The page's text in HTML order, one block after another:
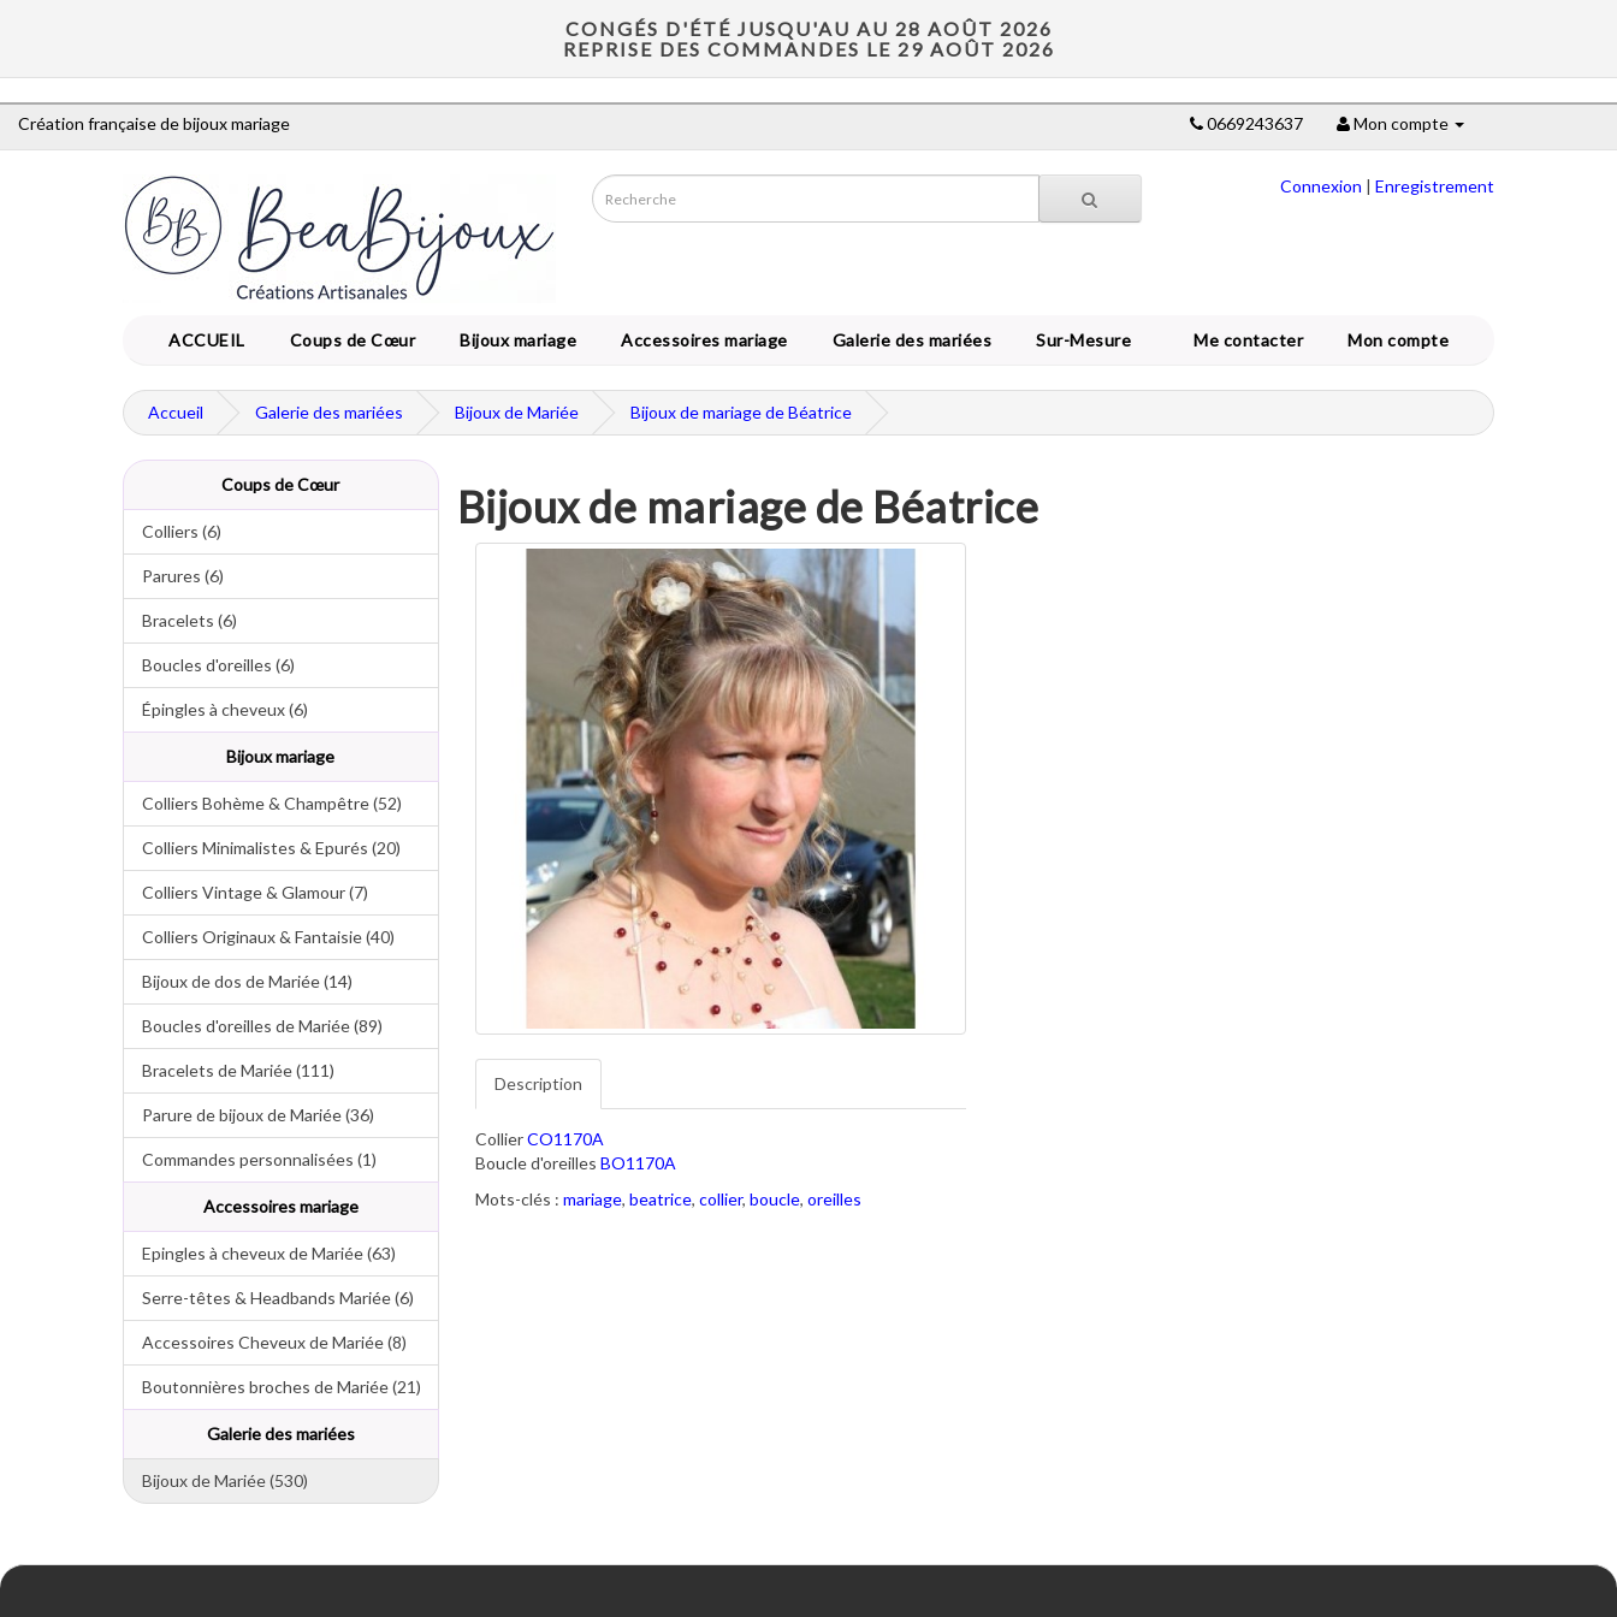
CONGÉS D'ÉTÉ JUSQU'AU AU 28 AOÛT 2026
REPRISE DES COMMANDES LE 29 AOÛT 2026
Création française de bijoux mariage 0669243637 Mon compte
Connexion | Enregistrement
ACCUEIL Coups de Cœur Bijoux mariage Accessoires mariage Galerie des mariées Sur-Mesure Me contacter Mon compte
Accueil Galerie des mariées Bijoux de Mariée Bijoux de mariage de Béatrice
Coups de Cœur
Colliers (6)
Parures (6)
Bracelets (6)
Boucles d'oreilles (6)
Épingles à cheveux (6)
Bijoux mariage
Colliers Bohème & Champêtre (52)
Colliers Minimalistes & Epurés (20)
Colliers Vintage & Glamour (7)
Colliers Originaux & Fantaisie (40)
Bijoux de dos de Mariée (14)
Boucles d'oreilles de Mariée (89)
Bracelets de Mariée (111)
Parure de bijoux de Mariée (36)
Commandes personnalisées (1)
Accessoires mariage
Epingles à cheveux de Mariée (63)
Serre-têtes & Headbands Mariée (6)
Accessoires Cheveux de Mariée (8)
Boutonnières broches de Mariée (21)
Galerie des mariées
Bijoux de Mariée (530)
Bijoux de mariage de Béatrice
Description
CollierCO1170A
Boucle d'oreilles BO1170A
Mots-clés : mariage, beatrice, collier, boucle, oreilles